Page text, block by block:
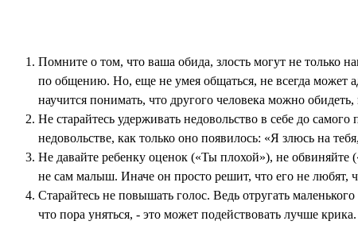
Помните о том, что ваша обида, злость могут не только
по общению. Но, еще не умея общаться, не всегда может
научится понимать, что другого человека можно обидеть,
Не старайтесь удерживать недовольс­тво в себе до
недовольстве, как только оно появилось: «Я злюсь на
Не давайте ребенку оценок («Ты пло­хой»), не обвиняйте
не сам малыш. Иначе он просто решит, что его не любят,
Старайтесь не повышать голос. Ведь от­ругать
что пора уняться, - это может подействовать лучше крика.